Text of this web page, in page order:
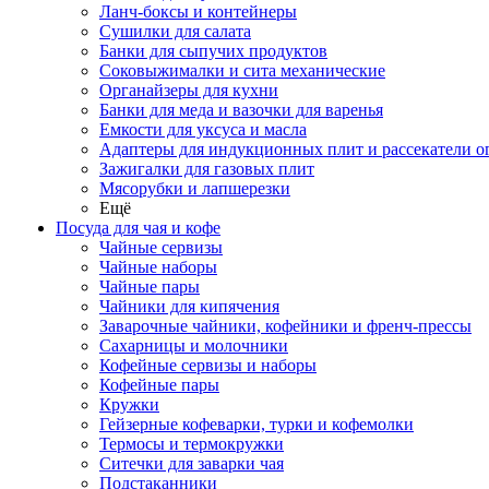
Ланч-боксы и контейнеры
Сушилки для салата
Банки для сыпучих продуктов
Соковыжималки и сита механические
Органайзеры для кухни
Банки для меда и вазочки для варенья
Емкости для уксуса и масла
Адаптеры для индукционных плит и рассекатели
Зажигалки для газовых плит
Мясорубки и лапшерезки
Ещё
Посуда для чая и кофе
Чайные сервизы
Чайные наборы
Чайные пары
Чайники для кипячения
Заварочные чайники, кофейники и френч-прессы
Сахарницы и молочники
Кофейные сервизы и наборы
Кофейные пары
Кружки
Гейзерные кофеварки, турки и кофемолки
Термосы и термокружки
Ситечки для заварки чая
Подстаканники